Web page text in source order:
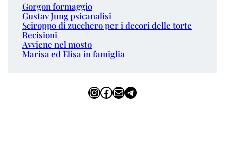
Gorgon formaggio
Gustav Jung psicanalisi
Sciroppo di zucchero per i decori delle torte
Recisioni
Avviene nel mosto
Marisa ed Elisa in famiglia
InstagramFacebook Email Telegram